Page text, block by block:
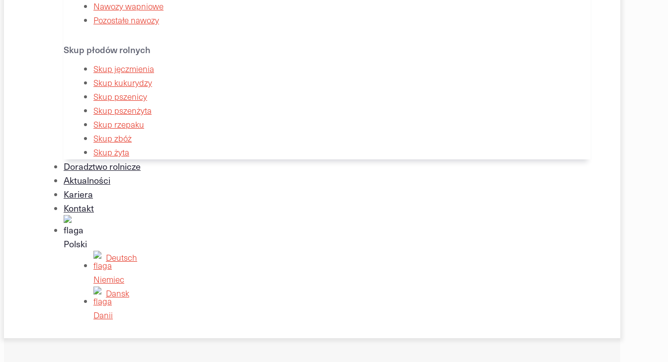
Nawozy wapniowe
Pozostałe nawozy
Skup płodów rolnych
Skup jęczmienia
Skup kukurydzy
Skup pszenicy
Skup pszenżyta
Skup rzepaku
Skup zbóż
Skup żyta
Doradztwo rolnicze
Aktualności
Kariera
Kontakt
Deutsch
Dansk